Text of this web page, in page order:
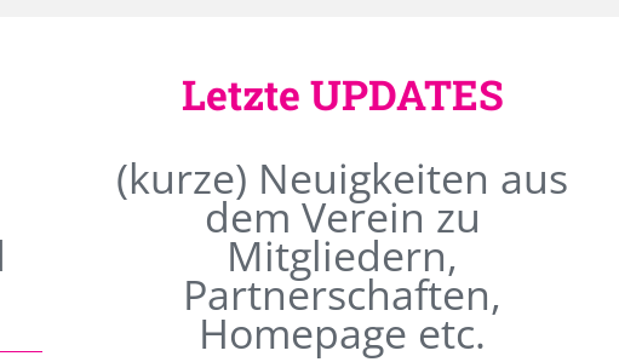
Letzte UPDATES
(kurze) Neuigkeiten aus
dem Verein zu
Mitgliedern,
Partnerschaften,
Homepage etc.